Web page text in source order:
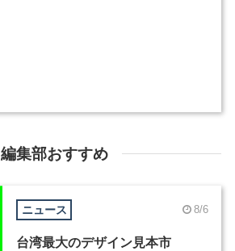
編集部おすすめ
ニュース 8/6
台湾最大のデザイン見本市